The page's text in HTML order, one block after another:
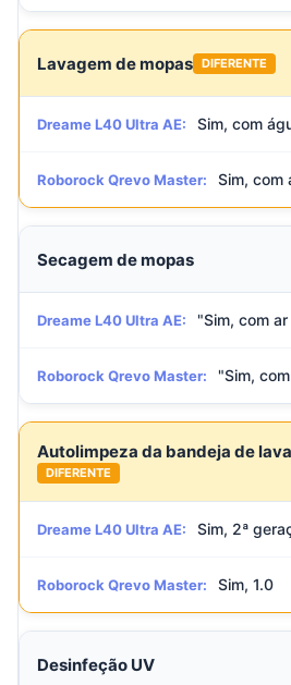
Lavagem de mopas DIFERENTE
Dreame L40 Ultra AE: Sim, com
Roborock Qrevo Master: Sim, com
Secagem de mopas
Dreame L40 Ultra AE: "Sim, com
Roborock Qrevo Master: "Sim,
Autolimpeza da bandeja de
DIFERENTE
Dreame L40 Ultra AE: Sim, 2ª
Roborock Qrevo Master: Sim, 1.0
Desinfeção UV